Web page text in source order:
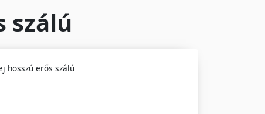
szálú
hosszú erős szálú